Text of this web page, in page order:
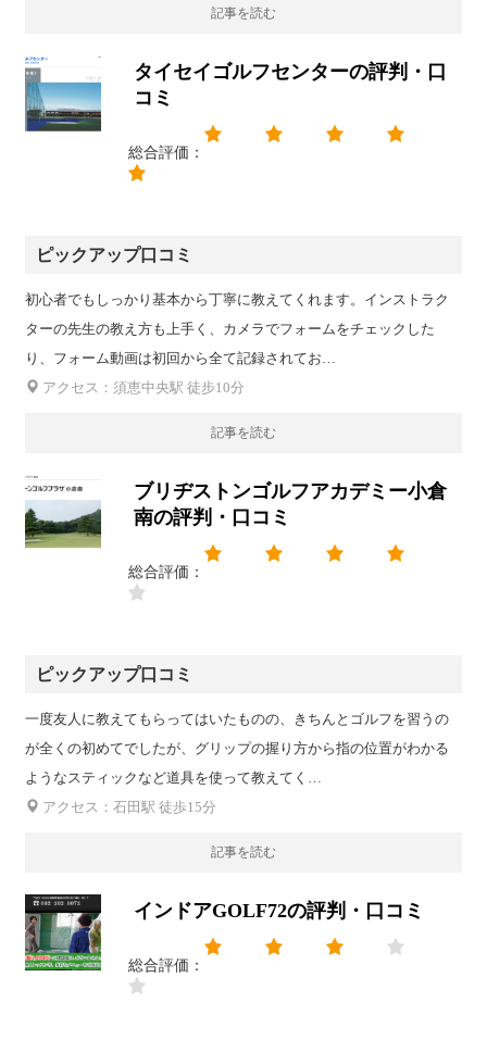
記事を読む
タイセイゴルフセンターの評判・口
コミ
総合評価：
ピックアップ口コミ
初心者でもしっかり基本から丁寧に教えてくれます。インストラク
ターの先生の教え方も上手く、カメラでフォームをチェックした
り、フォーム動画は初回から全て記録されてお…
アクセス：須恵中央駅 徒步10分
記事を読む
ブリヂストンゴルフアカデミー小倉
南の評判・口コミ
総合評価：
ピックアップ口コミ
一度友人に教えてもらってはいたものの、きちんとゴルフを習うの
が全くの初めてでしたが、グリップの握り方から指の位置がわかる
ようなスティックなど道具を使って教えてく…
アクセス：石田駅 徒歩15分
記事を読む
インドアGOLF72の評判・口コミ
総合評価：